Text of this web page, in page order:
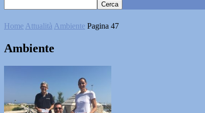
Home Attualità Ambiente Pagina 47
Ambiente